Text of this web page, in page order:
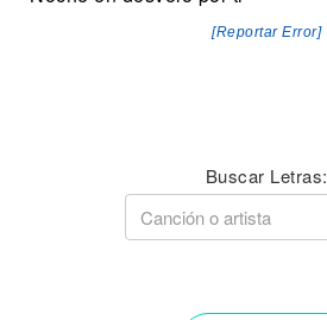
[Reportar Error]
Buscar Letras: